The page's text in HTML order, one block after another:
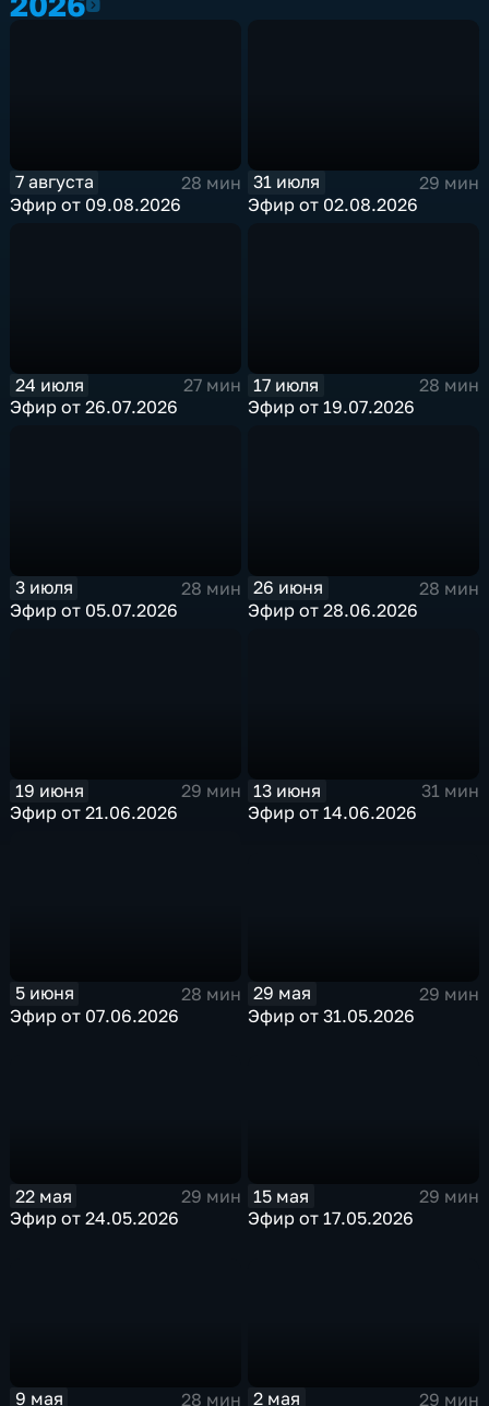
7 августа
28 мин
Эфир от 09.08.2026
31 июля
29 мин
Эфир от 02.08.2026
24 июля
27 мин
Эфир от 26.07.2026
17 июля
28 мин
Эфир от 19.07.2026
3 июля
28 мин
Эфир от 05.07.2026
26 июня
28 мин
Эфир от 28.06.2026
19 июня
29 мин
Эфир от 21.06.2026
13 июня
31 мин
Эфир от 14.06.2026
5 июня
28 мин
Эфир от 07.06.2026
29 мая
29 мин
Эфир от 31.05.2026
22 мая
29 мин
Эфир от 24.05.2026
15 мая
29 мин
Эфир от 17.05.2026
9 мая 28 мин 2 мая 29 мин